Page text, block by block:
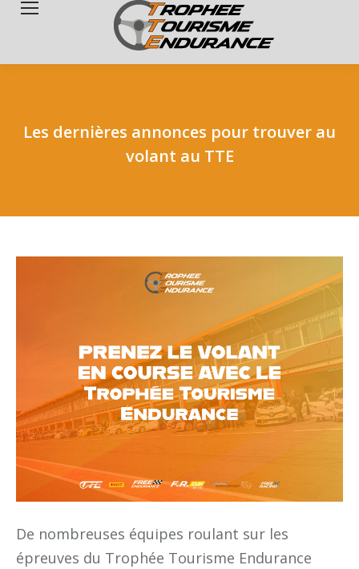
Les dernières annonces pour trouver au
volant au TTE
De nombreuses équipes roulant sur les
épreuves du Trophée Tourisme Endurance